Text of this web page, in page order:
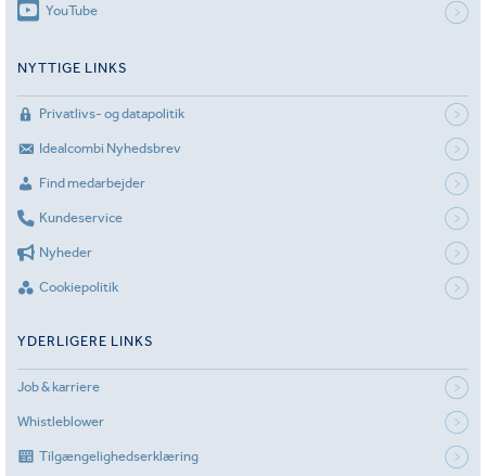
YouTube
NYTTIGE LINKS
Privatlivs- og datapolitik
Idealcombi Nyhedsbrev
Find medarbejder
Kundeservice
Nyheder
Cookiepolitik
YDERLIGERE LINKS
Job & karriere
Whistleblower
Tilgængelighedserklæring